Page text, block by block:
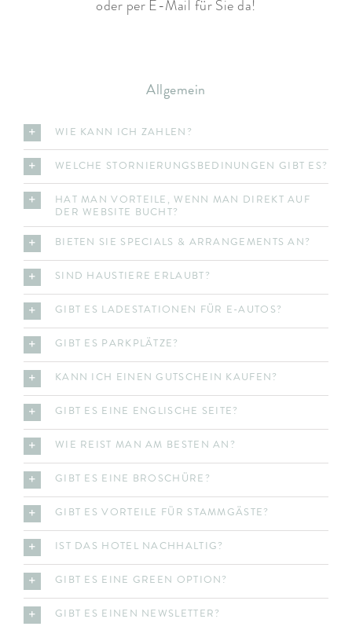
oder per E-Mail für Sie da!
Allgemein
WIE KANN ICH ZAHLEN?
WELCHE STORNIERUNGSBEDINUNGEN GIBT ES?
HAT MAN VORTEILE, WENN MAN DIREKT AUF
DER WEBSITE BUCHT?
BIETEN SIE SPECIALS & ARRANGEMENTS AN?
SIND HAUSTIERE ERLAUBT?
GIBT ES LADESTATIONEN FÜR E-AUTOS?
GIBT ES PARKPLÄTZE?
KANN ICH EINEN GUTSCHEIN KAUFEN?
GIBT ES EINE ENGLISCHE SEITE?
WIE REIST MAN AM BESTEN AN?
GIBT ES EINE BROSCHÜRE?
GIBT ES VORTEILE FÜR STAMMGÄSTE?
IST DAS HOTEL NACHHALTIG?
GIBT ES EINE GREEN OPTION?
GIBT ES EINEN NEWSLETTER?